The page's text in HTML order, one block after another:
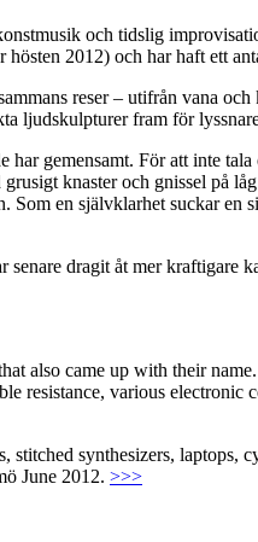
och tidslig
hösten 2012) och har haft ett
reser – utifrån vana
ljudskulpturer fram för
gemensamt. För att inte
knaster och gnissel på
Som en självklarhet suckar en
dragit åt mer kraftigare
also came up with their
resistance, various electronic
synthesizers, laptops,
June 2012. >>>